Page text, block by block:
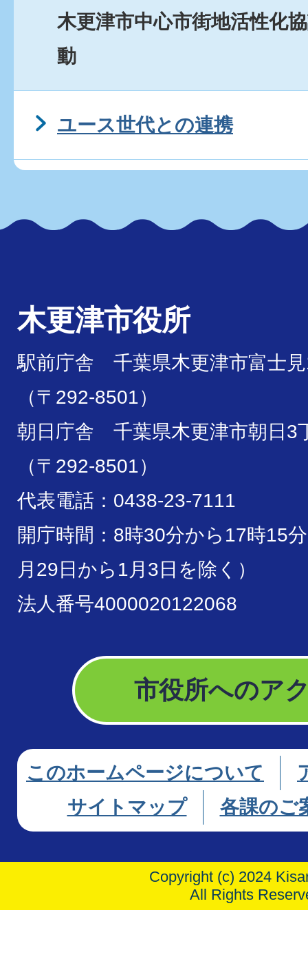
木更津市中心市街地活性化
動
ユース世代との連携
木更津市役所
駅前庁舎 千葉県木更津市富士
（〒292-8501）
朝日庁舎 千葉県木更津市朝日3
（〒292-8501）
代表電話：0438-23-7111
開庁時間：8時30分から17時15
月29日から1月3日を除く）
法人番号4000020122068
市役所へのア
このホームページについて
サイトマップ
各課のご
Copyright (c) 2024
All Rights